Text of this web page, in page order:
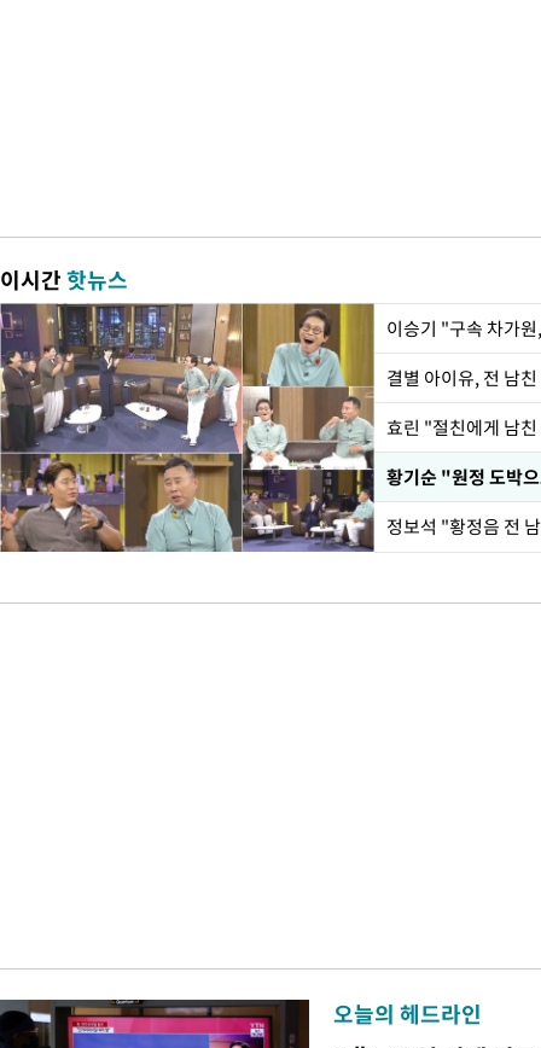
이시간핫뉴스
이승기 "구속 차가
결별 아이유, 전 남
효린 "절친에게 남
황기순 "원정 도박
오늘의 헤드라인